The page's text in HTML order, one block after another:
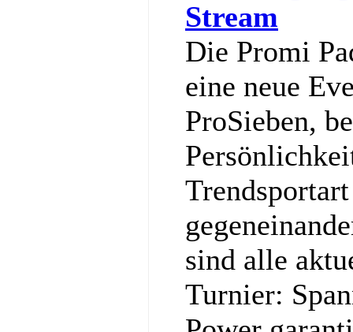
Stream
Die Promi
eine neue
ProSieben,
sind alle
Turnier: